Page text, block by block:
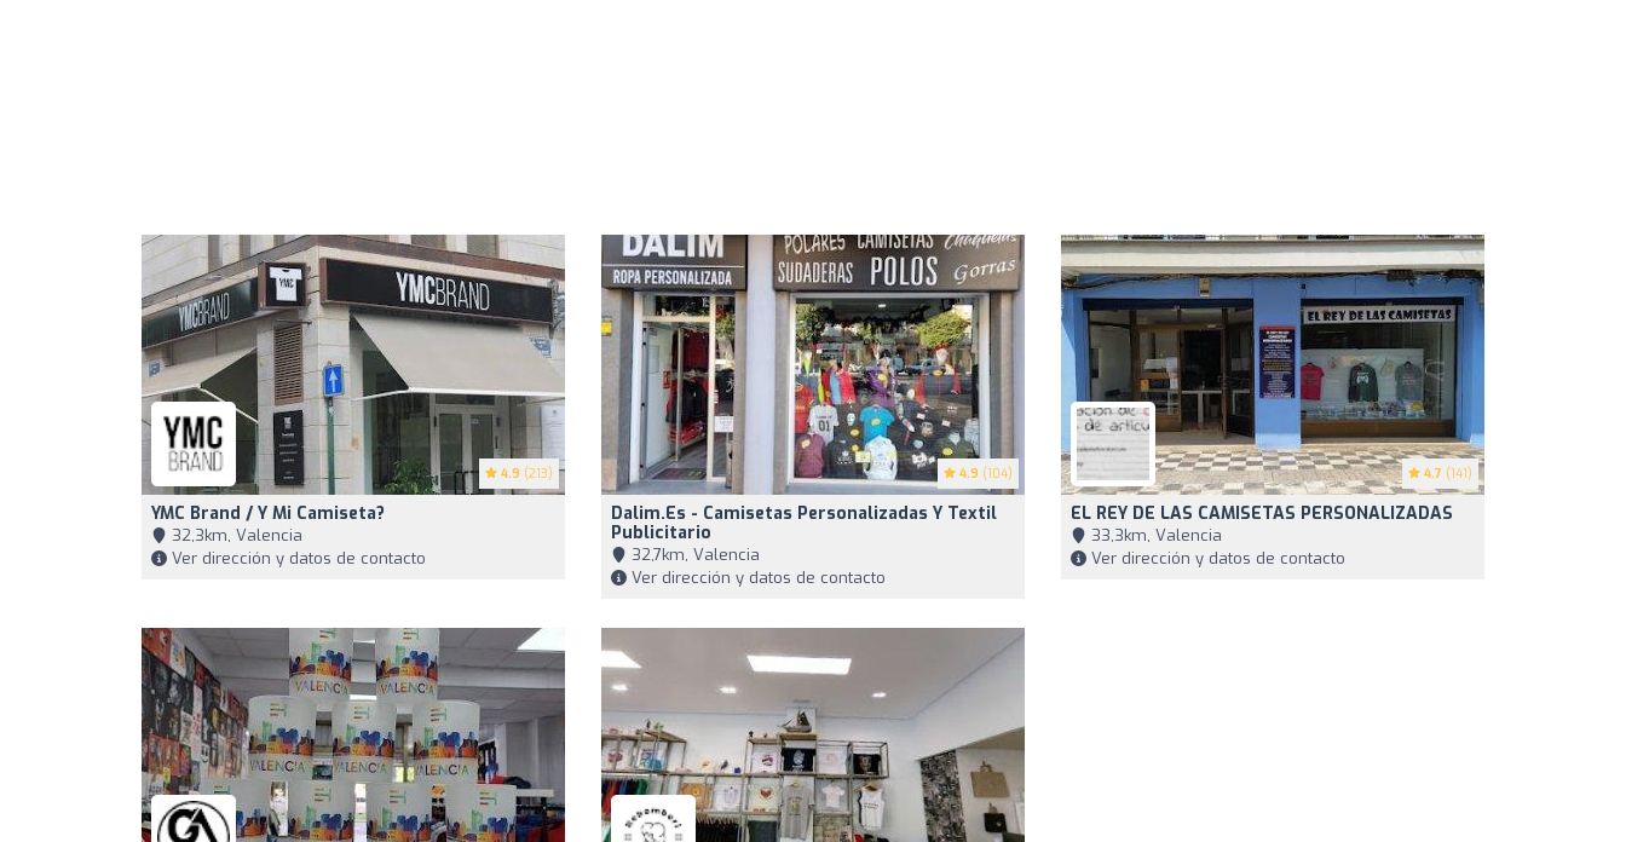
4.9 (213)
YMC Brand / Y Mi Camiseta?
32,3km, Valencia
Ver dirección y datos de contacto
4.9 (104)
Dalim.es - Camisetas Personalizadas Y Textil
Publicitario
32,7km, Valencia
Ver dirección y datos de contacto
4.7 (141)
EL REY DE LAS CAMISETAS PERSONALIZADAS
33,3km, Valencia
Ver dirección y datos de contacto